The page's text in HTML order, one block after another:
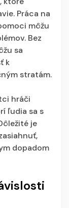
Práca na
môžu
Bez
sa
k
stratám.
hráči
ľudia sa s
je
dopadom